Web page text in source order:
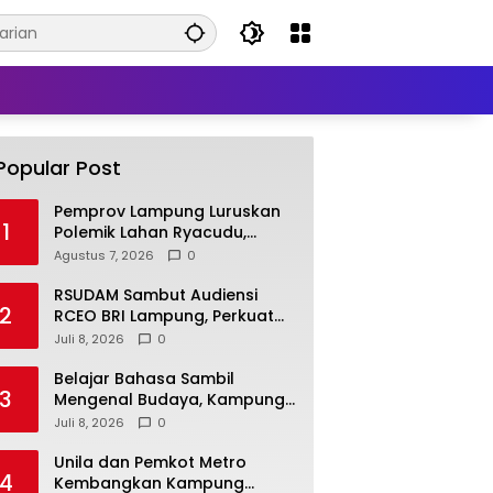
Post
1
Pemprov Lampung Luruskan
Polemik Lahan Ryacudu,
Tegaskan Tanah yang
Provinsi
Agustus 7, 2026 0
2
RSUDAM Sambut Audiensi
RCEO BRI Lampung, Perkuat
Kolaborasi untuk
SDM
Juli 8, 2026 0
3
Belajar Bahasa Sambil
Mengenal Budaya, Kampung
Prancis Metro Diminati
Juli 8, 2026 0
4
Unila dan Pemkot Metro
Kembangkan Kampung